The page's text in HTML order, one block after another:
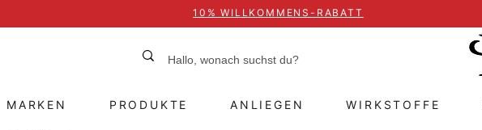
10% WILLKOMMENS-RABATT
MARKEN PRODUKTE ANLIEGEN WIRKSTOFFE